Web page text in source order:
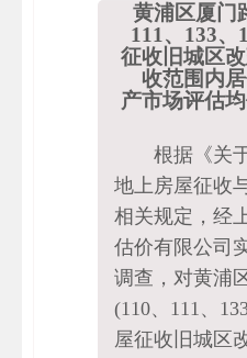
黄浦区厦门
111、133、
征收旧城区
收范围内
产市场评估
根据《关
地上房屋征收
相关规定，经
估价有限公司
调查，对黄浦
(110、111、
屋征收旧城区